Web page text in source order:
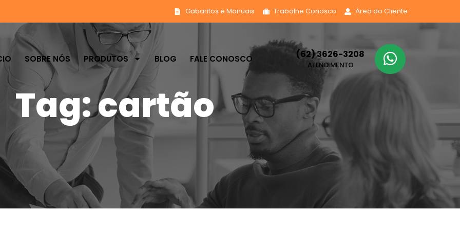
Gabaritos e Manuais Trabalhe Conosco Área do Cliente
SOBRE NÓS PRODUTOS BLOG FALE CONOSCO (62) 3626-3208
ATENDIMENTO
Tag: cartão